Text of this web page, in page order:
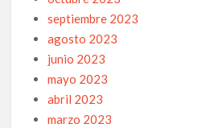
septiembre 2023
agosto 2023
junio 2023
mayo 2023
abril 2023
marzo 2023